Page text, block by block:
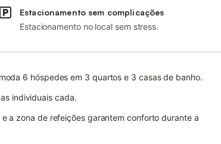
Estacionamento sem complicações
Estacionamento no local sem stress.
6 hóspedes em 3 quartos e 3 casas de banho.
individuais cada.
a zona de refeições garantem conforto durante a